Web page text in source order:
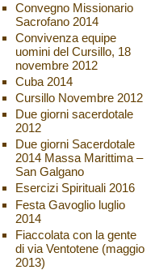
Convegno Missionario
Sacrofano 2014
Convivenza equipe
uomini del Cursillo, 18
novembre 2012
Cuba 2014
Cursillo Novembre 2012
Due giorni sacerdotale
2012
Due giorni Sacerdotale
2014 Massa Marittima –
San Galgano
Esercizi Spirituali 2016
Festa Gavoglio luglio
2014
Fiaccolata con la gente
di via Ventotene (maggio
2013)